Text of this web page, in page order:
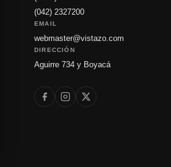
(042) 2327200
EMAIL
webmaster@vistazo.com
DIRECCIÓN
Aguirre 734 y Boyacá